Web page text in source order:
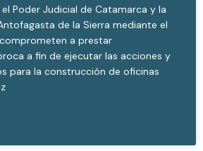
Poder Judicial de Catamarca y la
de la Sierra mediante el
a prestar
a fin de ejecutar las acciones y
para la construcción de oficinas